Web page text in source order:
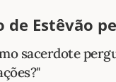
de Estêvão
sacerdote